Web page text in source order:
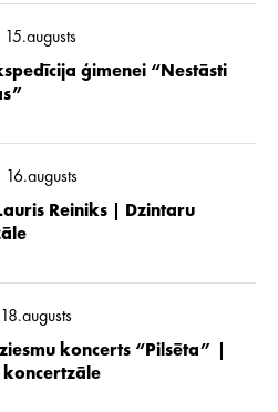
ģimenei “Nestāsti
16.augusts
Reiniks | Dzintaru
koncerts “Pilsēta” |
koncertzāle